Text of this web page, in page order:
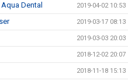
Dental 2019-04-02 10:53
2019-03-17 08:13
2019-03-03 20:03
2018-12-02 20:07
2018-11-18 15:13